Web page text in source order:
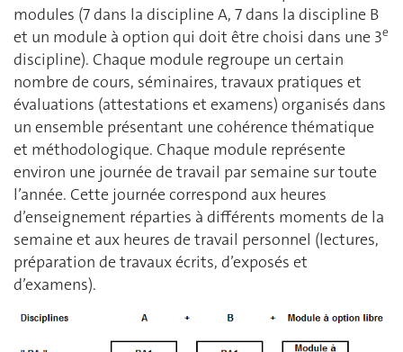
modules (7 dans la discipline A, 7 dans la discipline B
et un module à option qui doit être choisi dans une 3e
discipline). Chaque module regroupe un certain
nombre de cours, séminaires, travaux pratiques et
évaluations (attestations et examens) organisés dans
un ensemble présentant une cohérence thématique
et méthodologique. Chaque module représente
environ une journée de travail par semaine sur toute
l’année. Cette journée correspond aux heures
d’enseignement réparties à différents moments de la
semaine et aux heures de travail personnel (lectures,
préparation de travaux écrits, d’exposés et
d’examens).